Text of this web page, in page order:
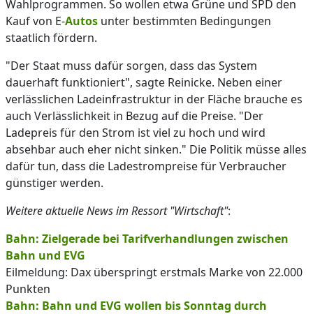
Wahlprogrammen. So wollen etwa Grüne und SPD den
Kauf von E-Autos unter bestimmten Bedingungen
staatlich fördern.
"Der Staat muss dafür sorgen, dass das System
dauerhaft funktioniert", sagte Reinicke. Neben einer
verlässlichen Ladeinfrastruktur in der Fläche brauche es
auch Verlässlichkeit in Bezug auf die Preise. "Der
Ladepreis für den Strom ist viel zu hoch und wird
absehbar auch eher nicht sinken." Die Politik müsse alles
dafür tun, dass die Ladestrompreise für Verbraucher
günstiger werden.
Weitere aktuelle News im Ressort "Wirtschaft":
Bahn: Zielgerade bei Tarifverhandlungen zwischen
Bahn und EVG
Eilmeldung: Dax überspringt erstmals Marke von 22.000
Punkten
Bahn: Bahn und EVG wollen bis Sonntag durch